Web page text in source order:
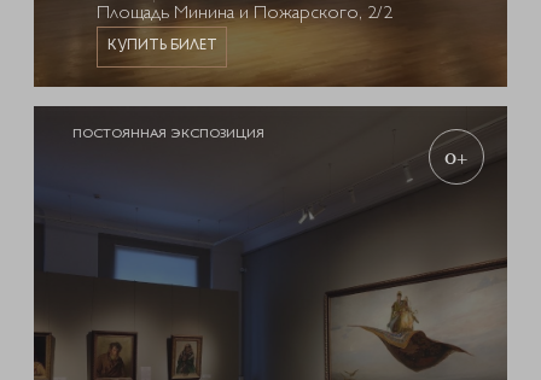
Площадь Минина и Пожарского, 2/2
КУПИТЬ БИЛЕТ
ПОСТОЯННАЯ ЭКСПОЗИЦИЯ
0+